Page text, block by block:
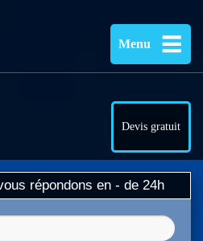
Menu
Devis gratuit
répondons en - de 24h